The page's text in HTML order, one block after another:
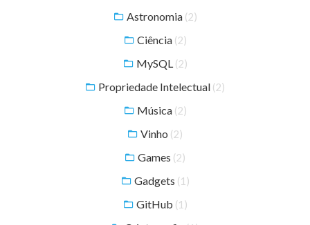
Astronomia (2)
Ciência (2)
MySQL (2)
Propriedade Intelectual (2)
Música (2)
Vinho (2)
Games (2)
Gadgets (1)
GitHub (1)